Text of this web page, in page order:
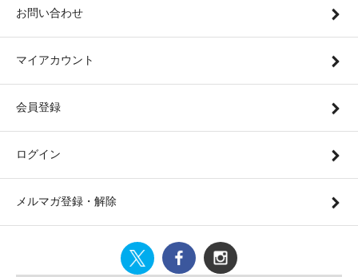
お問い合わせ
マイアカウント
会員登録
ログイン
メルマガ登録・解除